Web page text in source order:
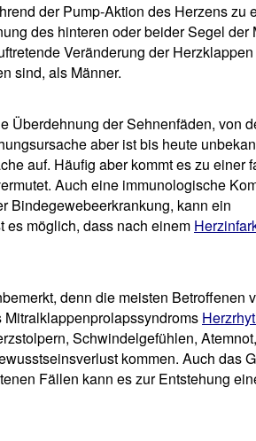
der Pump-Aktion des Herzens zu
des hinteren oder beider Segel der
Veränderung der
sind, als Männer.
Überdehnung der Sehnenfäden, von
aber ist bis heute
auf. Häufig aber kommt es zu einer
Auch eine immunologische
Bindegewebeerkrankung, kann ein
es möglich, dass nach einem
denn die meisten Betroffenen
Schwindelgefühlen,
kommen. Auch das
Fällen kann es zur Entstehung